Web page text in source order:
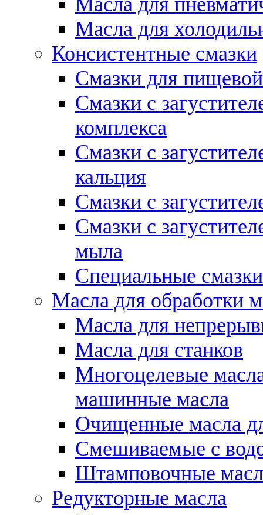
Масла для
Консистентные смазки
Смазки для
Смазки с
комплекса
Смазки с
кальция
Смазки с
Смазки с
мыла
Специальные смазки
Масла для обработки
Масла для
Масла для станков
Многоцелевые
машинные масла
Очищенные масла
Смешиваемые с
Штамповочные
Редукторные масла